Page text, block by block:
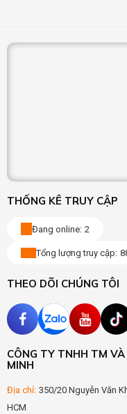
THỐNG KÊ TRUY CẬP
Đang online: 2
Tổng lượng truy cập:
THEO DÕI CHÚNG TÔI
CÔNG TY TNHH TM
MINH
Địa chỉ: 350/20 Nguyễn Văn
HCM